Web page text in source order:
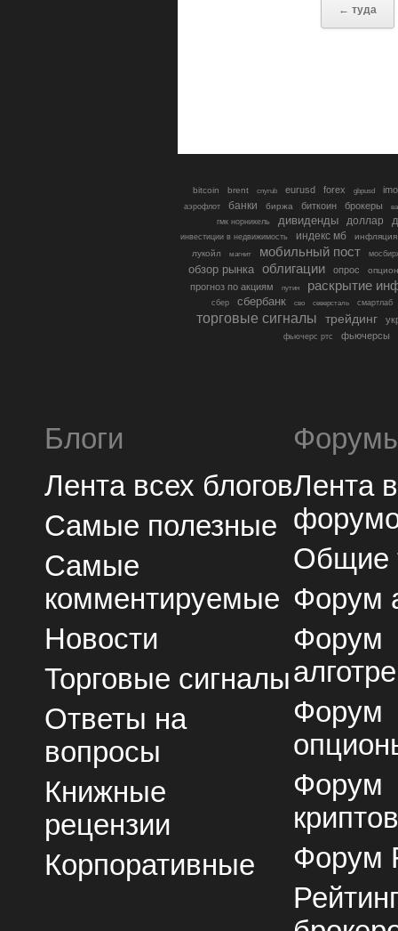
← туда
bitcoin brent cnyrub eurusd forex gbpusd
аэрофлот банки биржа биткоин брокеры
гмк норникель
дивиденды доллар
инвестиции в недвижимость индекс мб
инфляция
лукойл
магнит мобильный пост
обзор рынка облигации опрос
прогноз по акциям путин раскрытие
сбер сбербанк сво северсталь смартлаб
торговые сигналы трейдинг
фьючерс ртс фьючерсы
Блоги
Лента всех блогов
Самые полезные
Самые
комментируемые
Новости
Торговые сигналы
Ответы на
вопросы
Книжные
рецензии
Корпоративные
Лента
Общие
Форум
Форум
Форум
Форум
Форум